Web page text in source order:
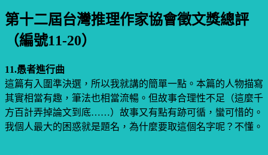
第十二屆台灣推理作家協會徵文獎總評
（編號11-20）
11.愚者進行曲
這篇有入圍準決選，所以我就講的簡單一點。本篇的人物描寫
其實相當有趣，筆法也相當流暢。但故事合理性不足（這麼千
方百計弄掉論文到底……）故事又有點有跡可循，蠻可惜的。
我個人最大的困惑就是題名，為什麼要取這個名字呢？不懂。